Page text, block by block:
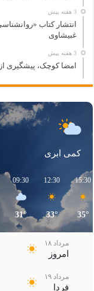
3 هفته پیش
انتشار کتاب
غبیشاوی
3 هفته پیش
امضا کوچک، پیشگیری
کمی ابری
09:30
31°
12:30
33°
15:30
35°
مرداد ۱۸
امروز
مرداد ۱۹
فردا